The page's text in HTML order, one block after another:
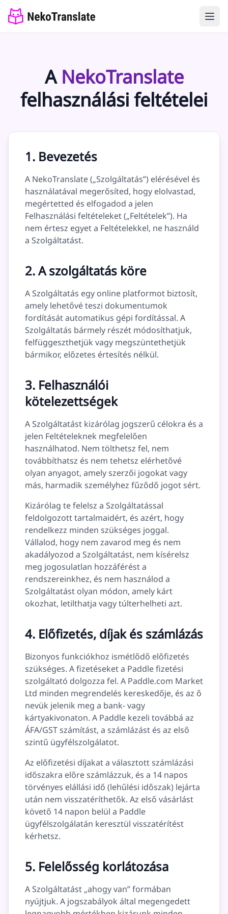
A NekoTranslate
felhasználási feltételei
1. Bevezetés
A NekoTranslate („Szolgáltatás”) elérésével és
használatával megerősíted, hogy elolvastad,
megértetted és elfogadod a jelen
Felhasználási feltételeket („Feltételek”). Ha
nem értesz egyet a Feltételekkel, ne használd
a Szolgáltatást.
2. A szolgáltatás köre
A Szolgáltatás egy online platformot biztosít,
amely lehetővé teszi dokumentumok
fordítását automatikus gépi fordítással. A
Szolgáltatás bármely részét módosíthatjuk,
felfüggeszthetjük vagy megszüntethetjük
bármikor, előzetes értesítés nélkül.
3. Felhasználói
kötelezettségek
A Szolgáltatást kizárólag jogszerű célokra és a
jelen Feltételeknek megfelelően
használhatod. Nem tölthetsz fel, nem
továbbíthatsz és nem tehetsz elérhetővé
olyan anyagot, amely szerzői jogokat vagy
más, harmadik személyhez fűződő jogot sért.
Kizárólag te felelsz a Szolgáltatással
feldolgozott tartalmaidért, és azért, hogy
rendelkezz minden szükséges joggal.
Vállalod, hogy nem zavarod meg és nem
akadályozod a Szolgáltatást, nem kísérelsz
meg jogosulatlan hozzáférést a
rendszereinkhez, és nem használod a
Szolgáltatást olyan módon, amely kárt
okozhat, letilthatja vagy túlterhelheti azt.
4. Előfizetés, díjak és számlázás
Bizonyos funkciókhoz ismétlődő előfizetés
szükséges. A fizetéseket a Paddle fizetési
szolgáltató dolgozza fel. A Paddle.com Market
Ltd minden megrendelés kereskedője, és az ő
nevük jelenik meg a bank- vagy
kártyakivonaton. A Paddle kezeli továbbá az
ÁFA/GST számítást, a számlázást és az első
szintű ügyfélszolgálatot.
Az előfizetési díjakat a választott számlázási
időszakra előre számlázzuk, és a 14 napos
törvényes elállási idő (lehűlési időszak) lejárta
után nem visszatéríthetők. Az első vásárlást
követő 14 napon belül a Paddle
ügyfélszolgálatán keresztül visszatérítést
kérhetsz.
5. Felelősség korlátozása
A Szolgáltatást „ahogy van” formában
nyújtjuk. A jogszabályok által megengedett